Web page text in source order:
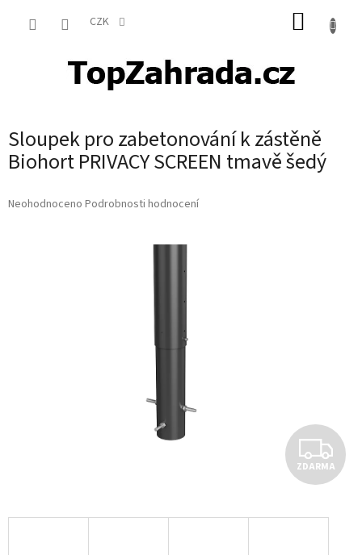
CZK
Sloupek pro zabetonování k zástěně
Biohort PRIVACY SCREEN tmavě šedý
Průměrné
Neohodnoceno Podrobnosti hodnocení
Z
D
ZDARMA